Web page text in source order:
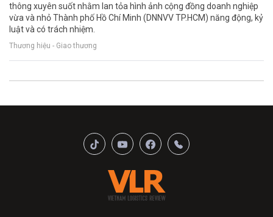
thông xuyên suốt nhằm lan tỏa hình ảnh cộng đồng doanh nghiệp
vừa và nhỏ Thành phố Hồ Chí Minh (DNNVV TP.HCM) năng động, kỷ
luật và có trách nhiệm.
Thương hiệu - Giao thương